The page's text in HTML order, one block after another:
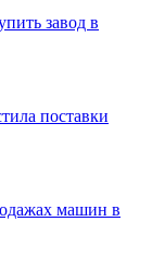
завод в
поставки
машин в